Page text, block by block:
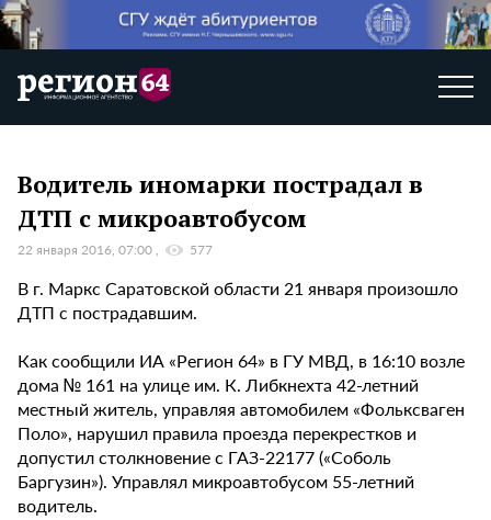
Водитель иномарки пострадал в
ДТП с микроавтобусом
22 января 2016, 07:00 577
В г. Маркс Саратовской области 21 января произошло
ДТП с пострадавшим.
Как сообщили ИА «Регион 64» в ГУ МВД, в 16:10 возле
дома № 161 на улице им. К. Либкнехта 42-летний
местный житель, управляя автомобилем «Фольксваген
Поло», нарушил правила проезда перекрестков и
допустил столкновение с ГАЗ-22177 («Соболь
Баргузин»). Управлял микроавтобусом 55-летний
водитель.